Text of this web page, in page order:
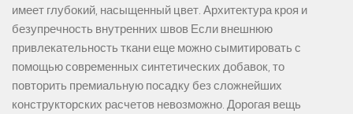
имеет глубокий, насыщенный цвет. Архитектура кроя и
безупречность внутренних швов Если внешнюю
привлекательность ткани еще можно сымитировать с
помощью современных синтетических добавок, то
повторить премиальную посадку без сложнейших
конструкторских расчетов невозможно. Дорогая вещь